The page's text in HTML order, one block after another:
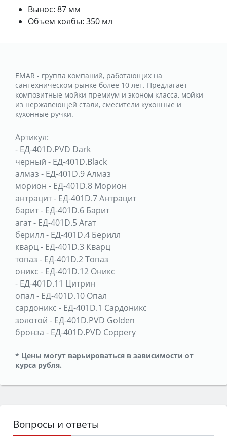
Вынос: 87 мм
Объем колбы: 350 мл
EMAR - группа компаний, работающих на
сантехническом рынке более 10 лет. Предлагает
композитные мойки премиум и эконом класса, мойки
из нержавеющей стали, смесители кухонные и
кухонные ручки.
Артикул:
- ЕД-401D.PVD Dark
черный - ЕД-401D.Black
алмаз - ЕД-401D.9 Алмаз
морион - ЕД-401D.8 Морион
антрацит- ЕД-401D.7 Антрацит
барит- ЕД-401D.6 Барит
агат- ЕД-401D.5 Агат
берилл - ЕД-401D.4 Берилл
кварц- ЕД-401D.3 Кварц
топаз - ЕД-401D.2 Топаз
оникс - ЕД-401D.12 Оникс
- ЕД-401D.11 Цитрин
опал - ЕД-401D.10 Опал
сардоникс - ЕД-401D.1 Сардоникс
золотой - ЕД-401D.PVD Golden
бронза - ЕД-401D.PVD Coppery
* Цены могут варьироваться в зависимости от
курса рубля.
Вопросы и ответы